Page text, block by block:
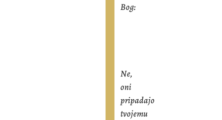
Bog:
Ne,
oni
pripadajo
tvojemu